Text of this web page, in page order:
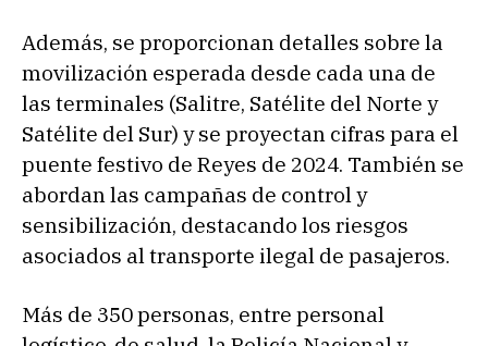
Además, se proporcionan detalles sobre la
movilización esperada desde cada una de
las terminales (Salitre, Satélite del Norte y
Satélite del Sur) y se proyectan cifras para el
puente festivo de Reyes de 2024. También se
abordan las campañas de control y
sensibilización, destacando los riesgos
asociados al transporte ilegal de pasajeros.
Más de 350 personas, entre personal